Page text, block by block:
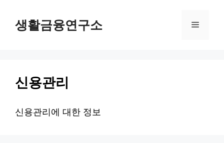
생활금융연구소 메
신용관리
신용관리에 대한 정보